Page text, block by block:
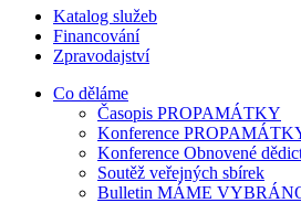
Katalog služeb
Financování
Zpravodajství
Co děláme
Časopis PROPAMÁTKY
Konference
Konference Obnovené
Soutěž veřejných sbírek
Bulletin MÁME